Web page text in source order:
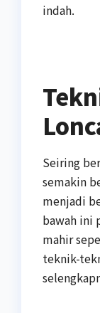
indah.
Seiring
semakin
menjadi
bawah ini
mahir
teknik-